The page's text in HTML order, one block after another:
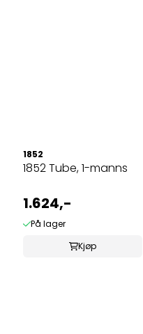
1852
1852 Tube, 1-manns
1.624,-
På lager
Kjøp